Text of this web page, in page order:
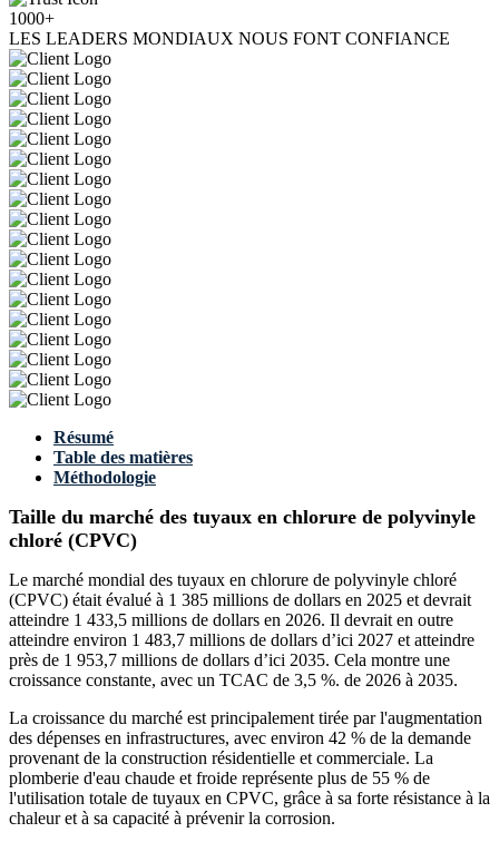
1000+
LES LEADERS MONDIAUX NOUS FONT CONFIANCE
Résumé
Table des matières
Méthodologie
Taille du marché des tuyaux en chlorure de polyvinyle
chloré (CPVC)
Le marché mondial des tuyaux en chlorure de polyvinyle chloré
(CPVC) était évalué à 1 385 millions de dollars en 2025 et devrait
atteindre 1 433,5 millions de dollars en 2026. Il devrait en outre
atteindre environ 1 483,7 millions de dollars d’ici 2027 et atteindre
près de 1 953,7 millions de dollars d’ici 2035. Cela montre une
croissance constante, avec un TCAC de 3,5 %. de 2026 à 2035.
La croissance du marché est principalement tirée par l'augmentation
des dépenses en infrastructures, avec environ 42 % de la demande
provenant de la construction résidentielle et commerciale. La
plomberie d'eau chaude et froide représente plus de 55 % de
l'utilisation totale de tuyaux en CPVC, grâce à sa forte résistance à la
chaleur et à sa capacité à prévenir la corrosion.